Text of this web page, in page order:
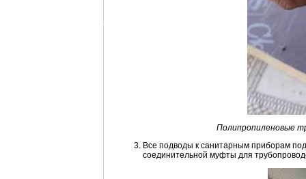
Полипропиленовые
Все подводы к санитарным приборам
соединительной муфты для